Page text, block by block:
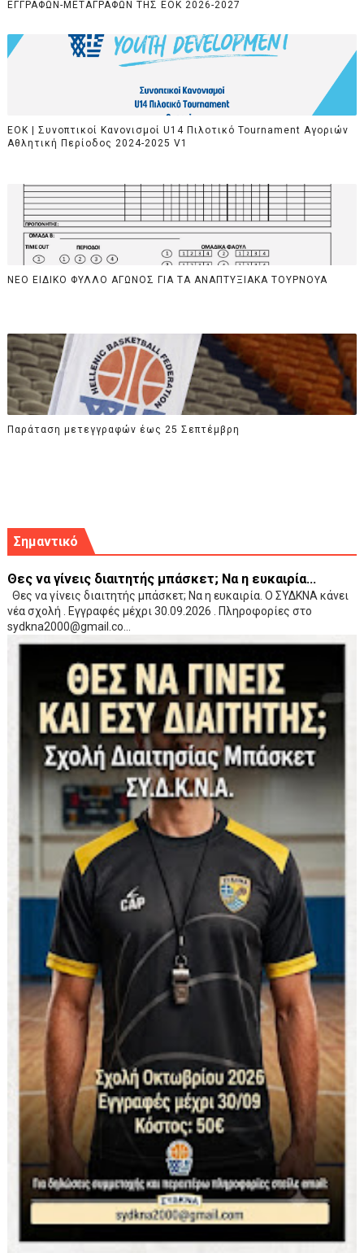
ΕΓΓΡΑΦΩΝ-ΜΕΤΑΓΡΑΦΩΝ ΤΗΣ ΕΟΚ 2026-2027
ΕΟΚ | Συνοπτικοί Κανονισμοί U14 Πιλοτικό Tournament Αγοριών
Αθλητική Περίοδος 2024-2025 V1
ΝΕΟ ΕΙΔΙΚΟ ΦΥΛΛΟ ΑΓΩΝΟΣ ΓΙΑ ΤΑ ΑΝΑΠΤΥΞΙΑΚΑ ΤΟΥΡΝΟΥΑ
Παράταση μετεγγραφών έως 25 Σεπτέμβρη
Σημαντικό
Θες να γίνεις διαιτητής μπάσκετ; Να η ευκαιρία...
Θες να γίνεις διαιτητής μπάσκετ; Να η ευκαιρία. Ο ΣΥΔΚΝΑ κάνει
νέα σχολή . Εγγραφές μέχρι 30.09.2026 . Πληροφορίες στο
sydkna2000@gmail.co...